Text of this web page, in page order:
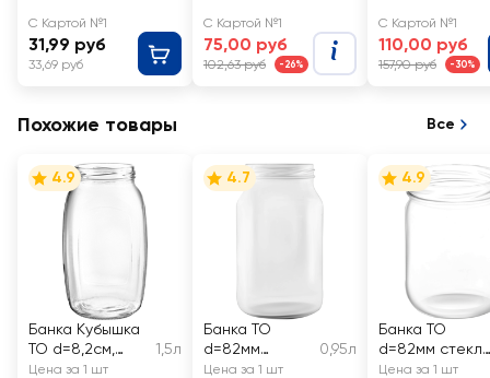
С Картой №1
31,99 руб
33,69 руб
С Картой №1
75,00 руб
102,63 руб -26%
С Картой №1
110,00 руб
157,90 руб -30%
Похожие товары Все
4.9
Банка Кубышка
ТО d=8,2см,
стекло
1,5л
Цена за 1 шт
4.7
Банка ТО
d=82мм
стекло 950мл
0,95л
Цена за 1 шт
4.9
Банка ТО
d=82мм
500мл
Цена за 1 шт